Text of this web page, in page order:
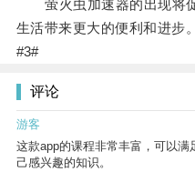
萤火虫加速器的出现将促
生活带来更大的便利和进步。
#3#
评论
游客
这款app的课程非常丰富，可以
己感兴趣的知识。